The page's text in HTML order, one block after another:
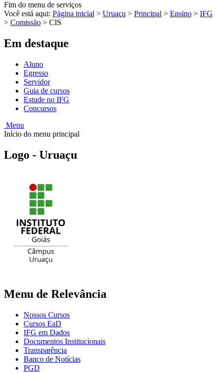
Fim do menu de serviços
Você está aqui: Página inicial > Uruaçu > Principal > Ensino > IFG
> Comissão > CIS
Em destaque
Aluno
Egresso
Servidor
Guia de cursos
Estude no IFG
Concursos
Menu
Início do menu principal
Logo - Uruaçu
Menu de Relevância
Nossos Cursos
Cursos EaD
IFG em Dados
Documentos Institucionais
Transparência
Banco de Notícias
PGD